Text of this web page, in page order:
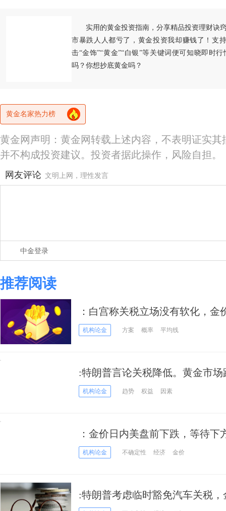
实用的黄金投资指南，分享精品投资理财诀
市暴跌人人都亏了，黄金投资我却赚钱了！支
击“金饰”“黄金”“白银”等关键词便可知晓即时
吗？你想抄底黄金吗？
黄金名家热力榜
黄金网声明：黄金网转载上述内容，不表明证实
并不构成投资建议。投资者据此操作，风险自担。
网友评论 文明上网，理性发言
中金登录
推荐阅读
：白宫称关税立场没有软化，金
机构论金 方案 概率 平均线
:特朗普言论关税降低。黄金市
机构论金 趋势 权益 因素
：金价日内美盘前下跌，等待下
机构论金 不确定性 经济 金价
:特朗普考虑临时豁免汽车关税